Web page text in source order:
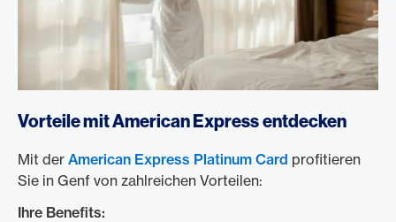
Vorteile mit American Express entdecken
Mit der American Express Platinum Card profitieren
Sie in Genf von zahlreichen Vorteilen:
Ihre Benefits: